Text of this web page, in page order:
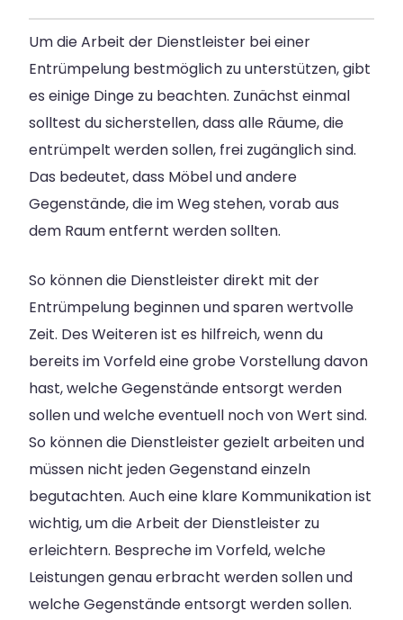
Um die Arbeit der Dienstleister bei einer
Entrümpelung bestmöglich zu unterstützen, gibt
es einige Dinge zu beachten. Zunächst einmal
solltest du sicherstellen, dass alle Räume, die
entrümpelt werden sollen, frei zugänglich sind.
Das bedeutet, dass Möbel und andere
Gegenstände, die im Weg stehen, vorab aus
dem Raum entfernt werden sollten.
So können die Dienstleister direkt mit der
Entrümpelung beginnen und sparen wertvolle
Zeit. Des Weiteren ist es hilfreich, wenn du
bereits im Vorfeld eine grobe Vorstellung davon
hast, welche Gegenstände entsorgt werden
sollen und welche eventuell noch von Wert sind.
So können die Dienstleister gezielt arbeiten und
müssen nicht jeden Gegenstand einzeln
begutachten. Auch eine klare Kommunikation ist
wichtig, um die Arbeit der Dienstleister zu
erleichtern. Bespreche im Vorfeld, welche
Leistungen genau erbracht werden sollen und
welche Gegenstände entsorgt werden sollen.